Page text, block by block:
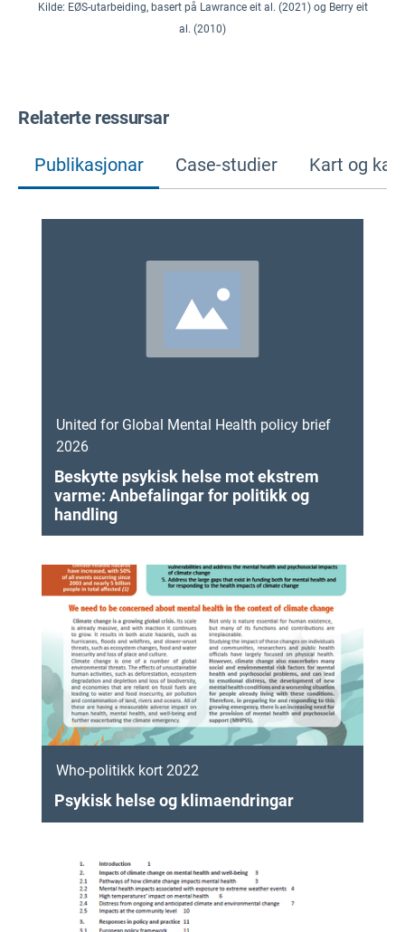
Kilde: EØS-utarbeiding, basert på Lawrance eit al. (2021) og Berry eit
al. (2010)
Relaterte ressursar
Publikasjonar Case-studier Kart og kart
United for Global Mental Health policy brief
2026
Beskytte psykisk helse mot ekstrem
varme: Anbefalingar for politikk og
handling
Who-politikk kort 2022
Psykisk helse og klimaendringar